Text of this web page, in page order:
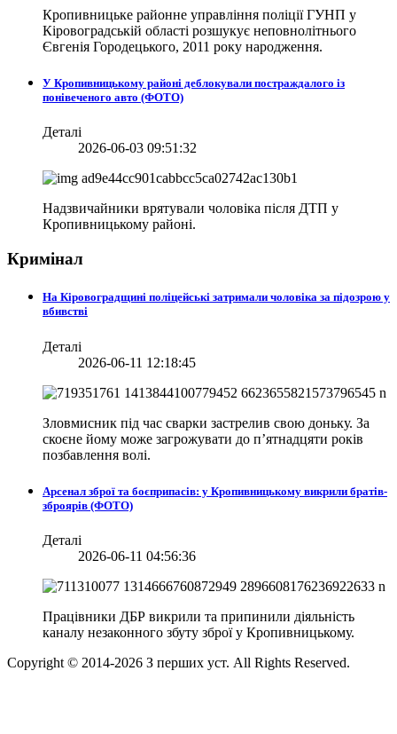
Кропивницьке районне управління поліції ГУНП у
Кіровоградській області розшукує неповнолітнього
Євгенія Городецького, 2011 року народження.
У Кропивницькому районі деблокували постраждалого із
понівеченого авто (ФОТО)
Деталі
2026-06-03 09:51:32
Надзвичайники врятували чоловіка після ДТП у
Кропивницькому районі.
Кримінал
На Кіровоградщині поліцейські затримали чоловіка за підозрою у
вбивстві
Деталі
2026-06-11 12:18:45
Зловмисник під час сварки застрелив свою доньку. За
скоєне йому може загрожувати до п’ятнадцяти років
позбавлення волі.
Арсенал зброї та боєприпасів: у Кропивницькому викрили братів-
зброярів (ФОТО)
Деталі
2026-06-11 04:56:36
Працівники ДБР викрили та припинили діяльність
каналу незаконного збуту зброї у Кропивницькому.
Copyright © 2014-2026 З перших уст. All Rights Reserved.